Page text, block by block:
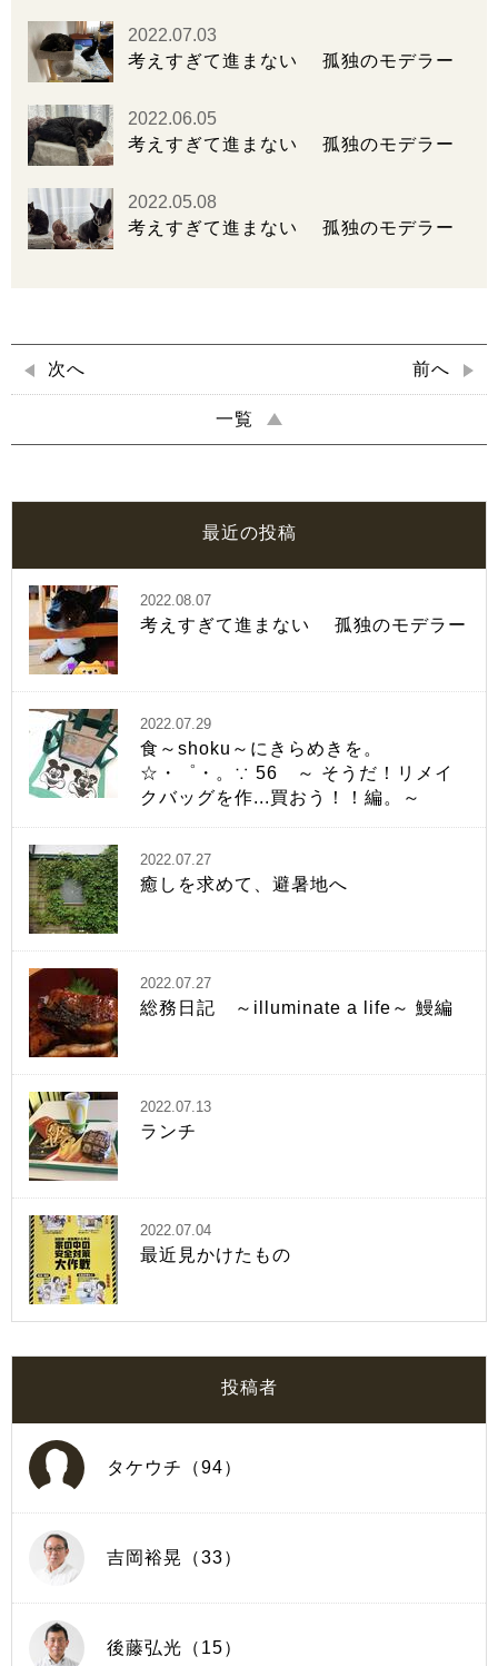
2022.07.03
考えすぎて進まない 孤独のモデラー
2022.06.05
考えすぎて進まない 孤独のモデラー
2022.05.08
考えすぎて進まない 孤独のモデラー
次へ 前へ
一覧
最近の投稿
2022.08.07
考えすぎて進まない 孤独のモデラー
2022.07.29
食～shoku～にきらめきを。
☆・゜・。∵ 56 ～ そうだ！リメイ
クバッグを作...買おう！！編。～
2022.07.27
癒しを求めて、避暑地へ
2022.07.27
総務日記 ～illuminate a life～ 鰻編
2022.07.13
ランチ
2022.07.04
最近見かけたもの
投稿者
タケウチ（94）
吉岡裕晃（33）
後藤弘光（15）